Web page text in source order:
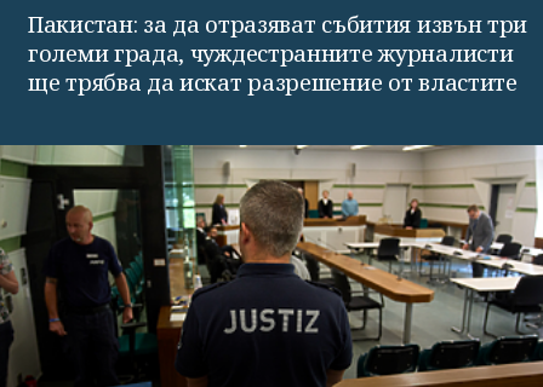
Пакистан: за да отразяват събития извън три
големи града, чуждестранните журналисти
ще трябва да искат разрешение от властите